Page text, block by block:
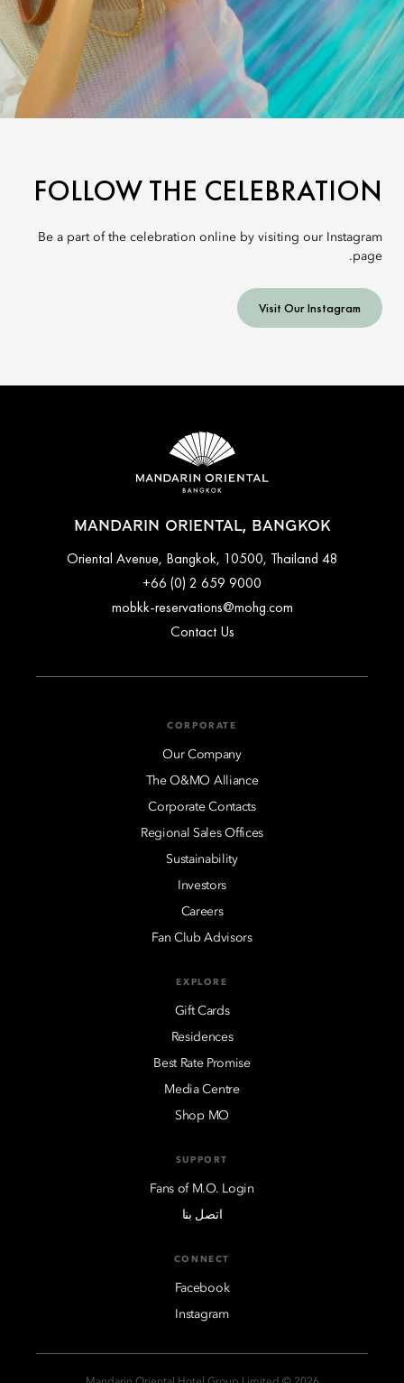
FOLLOW THE CELEBRATION
Be a part of the celebration online by visiting our Instagram
page.
Visit Our Instagram
MANDARIN ORIENTAL, BANGKOK
48 Oriental Avenue, Bangkok, 10500, Thailand
+66 (0) 2 659 9000
mobkk-reservations@mohg.com
Contact Us
CORPORATE
Our Company
The O&MO Alliance
Corporate Contacts
Regional Sales Offices
Sustainability
Investors
Careers
Fan Club Advisors
EXPLORE
Gift Cards
Residences
Best Rate Promise
Media Centre
Shop MO
SUPPORT
Fans of M.O. Login
اتصل بنا
CONNECT
Facebook
Instagram